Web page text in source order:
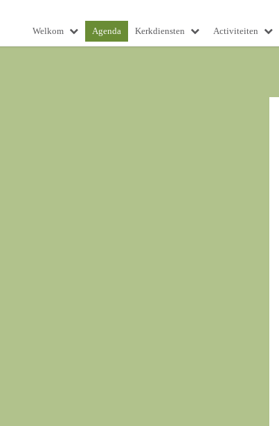
Welkom Agenda Kerkdiensten Activiteiten